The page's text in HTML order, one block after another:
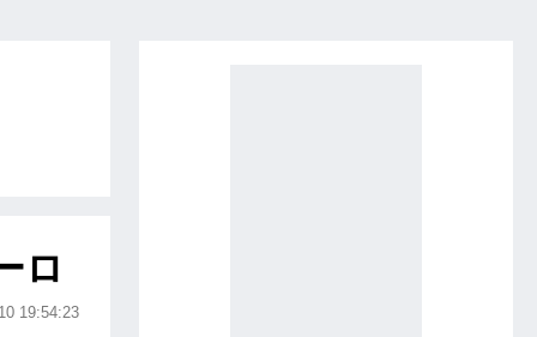
ロ
19:54:23